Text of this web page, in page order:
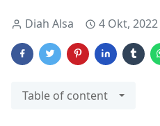
Diah Alsa 4 Okt, 2022
Table of content